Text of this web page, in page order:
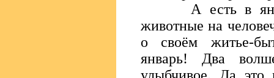
А есть в
животные на
о своём житье-
январь! Два